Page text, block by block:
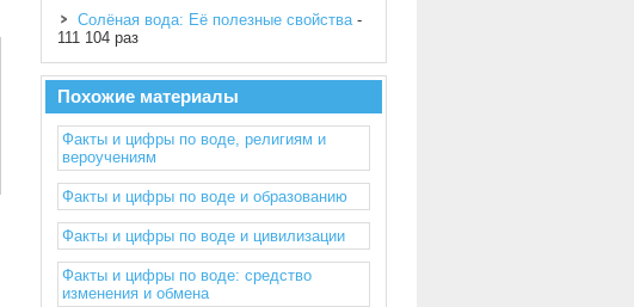
Солёная вода: Её полезные свойства-
111 104 раз
Похожие материалы
Факты и цифры по воде, религиям и
вероучениям
Факты и цифры по воде и образованию
Факты и цифры по воде и цивилизации
Факты и цифры по воде: средство
изменения и обмена